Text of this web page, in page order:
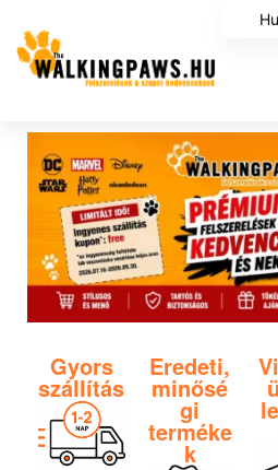
Gyors
szállítás
Eredeti,
minősé
gi
terméke
k